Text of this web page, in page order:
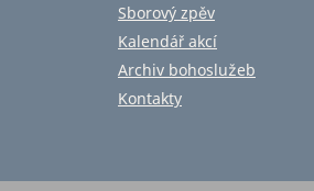
Sborový zpěv
Kalendář akcí
Archiv bohoslužeb
Kontakty